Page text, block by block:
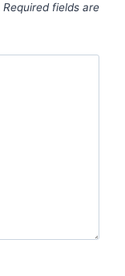
Required fields are